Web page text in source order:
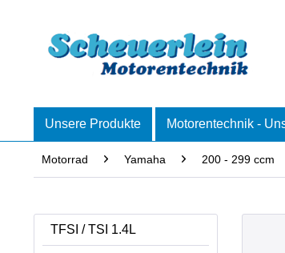
Unsere Produkte Motorentechnik -
Motorrad Yamaha 200 - 299 ccm
TFSI / TSI 1.4L